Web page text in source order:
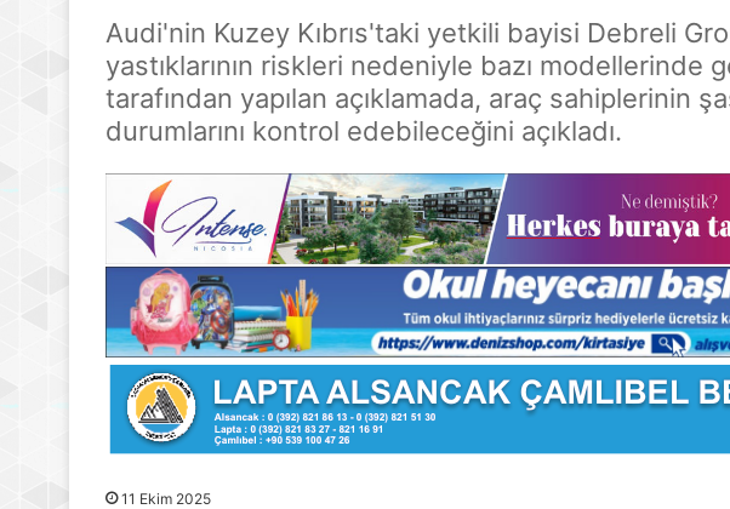
Audi'nin Kuzey Kıbrıs'taki yetkili bayisi Debreli
yastıklarının riskleri nedeniyle bazı modellerinde
tarafından yapılan açıklamada, araç sahiplerinin
durumlarını kontrol edebileceğini açıkladı.
11 Ekim 2025